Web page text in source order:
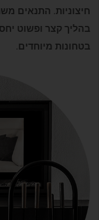
חיצוניות. התנאים
בהליך קצר ופשוט
בטחונות מיוחדים.